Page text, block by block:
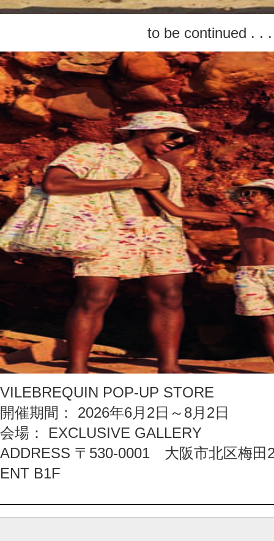
to be continued . .
VILEBREQUIN POP-UP STORE
開催期間： 2026年6月2日～8月2日
会場： EXCLUSIVE GALLERY
ADDRESS 〒530-0001 大阪市北区梅田
ENT B1F